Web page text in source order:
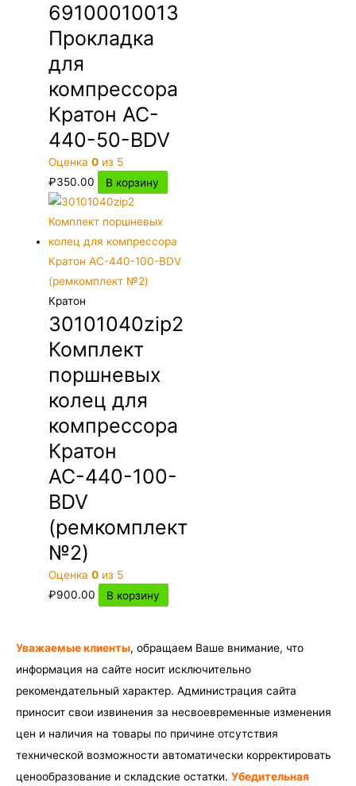
69100010013
Прокладка
для
компрессора
Кратон AC-
440-50-BDV
Оценка0 из 5
₽350.00 В корзину
Кратон
30101040zip2
Комплект
поршневых
колец для
компрессора
Кратон
АС-440-100-
BDV
(ремкомплект
№2)
Оценка0 из 5
₽900.00 В корзину
Уважаемые клиенты, обращаем Ваше внимание, что
информация на сайте носит исключительно
рекомендательный характер. Администрация сайта
приносит свои извинения за несвоевременные изменения
цен и наличия на товары по причине отсутствия
технической возможности автоматически корректировать
ценообразование и складские остатки. Убедительная